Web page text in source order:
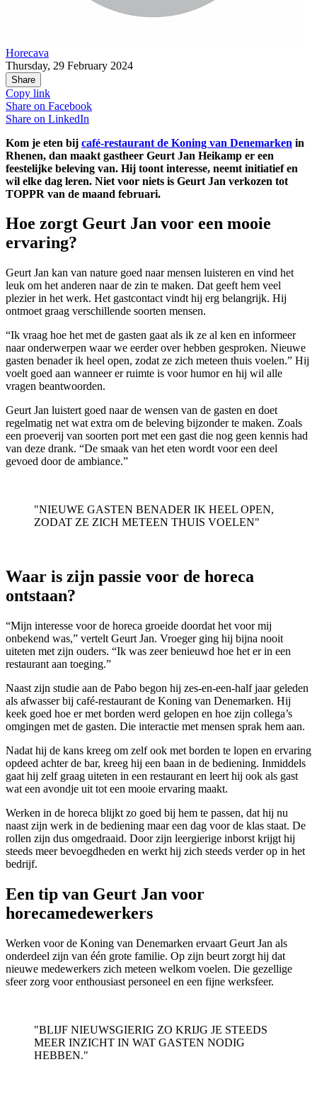
Horecava
Thursday, 29 February 2024
Share
Copy link
Share on Facebook
Share on LinkedIn
Kom je eten bij café-restaurant de Koning van Denemarken in
Rhenen, dan maakt gastheer Geurt Jan Heikamp er een
feestelijke beleving van. Hij toont interesse, neemt initiatief en
wil elke dag leren. Niet voor niets is Geurt Jan verkozen tot
TOPPR van de maand februari.
Hoe zorgt Geurt Jan voor een mooie
ervaring?
Geurt Jan kan van nature goed naar mensen luisteren en vind het
leuk om het anderen naar de zin te maken. Dat geeft hem veel
plezier in het werk. Het gastcontact vindt hij erg belangrijk. Hij
ontmoet graag verschillende soorten mensen.
“Ik vraag hoe het met de gasten gaat als ik ze al ken en informeer
naar onderwerpen waar we eerder over hebben gesproken. Nieuwe
gasten benader ik heel open, zodat ze zich meteen thuis voelen.” Hij
voelt goed aan wanneer er ruimte is voor humor en hij wil alle
vragen beantwoorden.
Geurt Jan luistert goed naar de wensen van de gasten en doet
regelmatig net wat extra om de beleving bijzonder te maken. Zoals
een proeverij van soorten port met een gast die nog geen kennis had
van deze drank. “De smaak van het eten wordt voor een deel
gevoed door de ambiance.”
"NIEUWE GASTEN BENADER IK HEEL OPEN,
ZODAT ZE ZICH METEEN THUIS VOELEN"
Waar is zijn passie voor de horeca
ontstaan?
“Mijn interesse voor de horeca groeide doordat het voor mij
onbekend was,” vertelt Geurt Jan. Vroeger ging hij bijna nooit
uiteten met zijn ouders. “Ik was zeer benieuwd hoe het er in een
restaurant aan toeging.”
Naast zijn studie aan de Pabo begon hij zes-en-een-half jaar geleden
als afwasser bij café-restaurant de Koning van Denemarken. Hij
keek goed hoe er met borden werd gelopen en hoe zijn collega’s
omgingen met de gasten. Die interactie met mensen sprak hem aan.
Nadat hij de kans kreeg om zelf ook met borden te lopen en ervaring
opdeed achter de bar, kreeg hij een baan in de bediening. Inmiddels
gaat hij zelf graag uiteten in een restaurant en leert hij ook als gast
wat een avondje uit tot een mooie ervaring maakt.
Werken in de horeca blijkt zo goed bij hem te passen, dat hij nu
naast zijn werk in de bediening maar een dag voor de klas staat. De
rollen zijn dus omgedraaid. Door zijn leergierige inborst krijgt hij
steeds meer bevoegdheden en werkt hij zich steeds verder op in het
bedrijf.
Een tip van Geurt Jan voor
horecamedewerkers
Werken voor de Koning van Denemarken ervaart Geurt Jan als
onderdeel zijn van één grote familie. Op zijn beurt zorgt hij dat
nieuwe medewerkers zich meteen welkom voelen. Die gezellige
sfeer zorg voor enthousiast personeel en een fijne werksfeer.
"BLIJF NIEUWSGIERIG ZO KRIJG JE STEEDS
MEER INZICHT IN WAT GASTEN NODIG
HEBBEN."